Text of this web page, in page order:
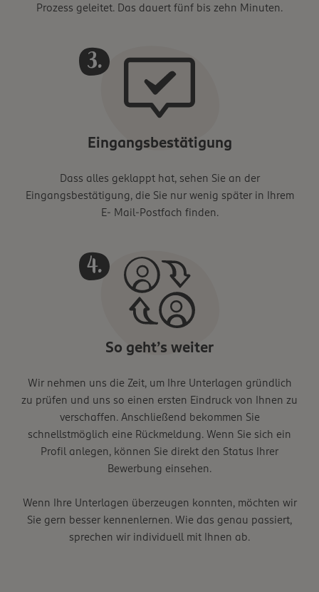
Prozess geleitet. Das dauert fünf bis zehn Minuten.
Eingangsbestätigung
Dass alles geklappt hat, sehen Sie an der
Eingangsbestätigung, die Sie nur wenig später in Ihrem
E- Mail-Postfach finden.
So geht’s weiter
Wir nehmen uns die Zeit, um Ihre Unterlagen gründlich
zu prüfen und uns so einen ersten Eindruck von Ihnen zu
verschaffen. Anschließend bekommen Sie
schnellstmöglich eine Rückmeldung. Wenn Sie sich ein
Profil anlegen, können Sie direkt den Status Ihrer
Bewerbung einsehen.
Wenn Ihre Unterlagen überzeugen konnten, möchten wir
Sie gern besser kennenlernen. Wie das genau passiert,
sprechen wir individuell mit Ihnen ab.